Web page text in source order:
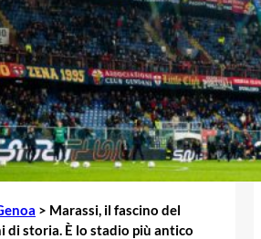
> Marassi, il fascino del
di storia. È lo stadio più antico